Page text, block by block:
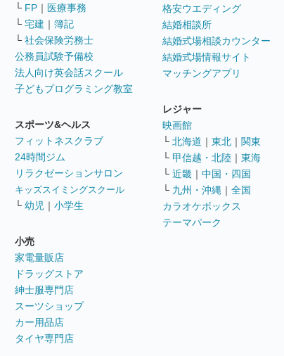
└ FP ｜ 医療事務
└ 宅建 ｜ 簿記
└ 社会保険労務士
公務員試験予備校
法人向け英会話スクール
子どもプログラミング教室
スポーツ&ヘルス
フィットネスクラブ
24時間ジム
リラクゼーションサロン
キッズスイミングスクール
└ 幼児 ｜ 小学生
小売
家電量販店
ドラッグストア
紳士服専門店
スーツショップ
カー用品店
タイヤ専門店
格安ウエディング
結婚相談所
結婚式場相談カウンター
結婚式場情報サイト
マッチングアプリ
レジャー
映画館
└ 北海道 ｜ 東北 ｜ 関東
└ 甲信越・北陸 ｜ 東海
└ 近畿 ｜ 中国・四国
└ 九州・沖縄 ｜ 全国
カラオケボックス
テーマパーク